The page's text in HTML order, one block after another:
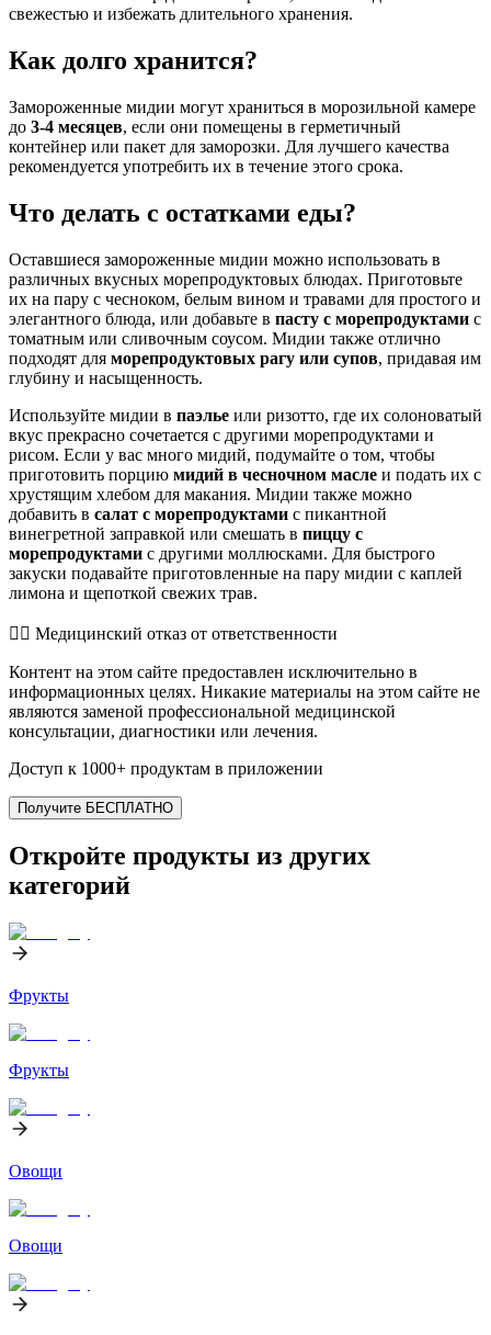
свежестью и избежать длительного хранения.
Как долго хранится?
Замороженные мидии могут храниться в морозильной камере
до 3-4 месяцев, если они помещены в герметичный
контейнер или пакет для заморозки. Для лучшего качества
рекомендуется употребить их в течение этого срока.
Что делать с остатками еды?
Оставшиеся замороженные мидии можно использовать в
различных вкусных морепродуктовых блюдах. Приготовьте
их на пару с чесноком, белым вином и травами для простого и
элегантного блюда, или добавьте в пасту с морепродуктами с
томатным или сливочным соусом. Мидии также отлично
подходят для морепродуктовых рагу или супов, придавая им
глубину и насыщенность.
Используйте мидии в паэлье или ризотто, где их солоноватый
вкус прекрасно сочетается с другими морепродуктами и
рисом. Если у вас много мидий, подумайте о том, чтобы
приготовить порцию мидий в чесночном масле и подать их с
хрустящим хлебом для макания. Мидии также можно
добавить в салат с морепродуктами с пикантной
винегретной заправкой или смешать в пиццу с
морепродуктами с другими моллюсками. Для быстрого
закуски подавайте приготовленные на пару мидии с каплей
лимона и щепоткой свежих трав.
👨‍⚕️️ Медицинский отказ от ответственности
Контент на этом сайте предоставлен исключительно в
информационных целях. Никакие материалы на этом сайте не
являются заменой профессиональной медицинской
консультации, диагностики или лечения.
Доступ к 1000+ продуктам в приложении
Получите БЕСПЛАТНО
Откройте продукты из других
категорий
Фрукты
Фрукты
Овощи
Овощи